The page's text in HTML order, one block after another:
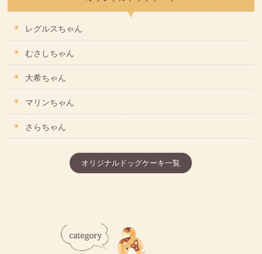
レグルスちゃん
むさしちゃん
大希ちゃん
マリンちゃん
さらちゃん
オリジナルドッグケーキ一覧